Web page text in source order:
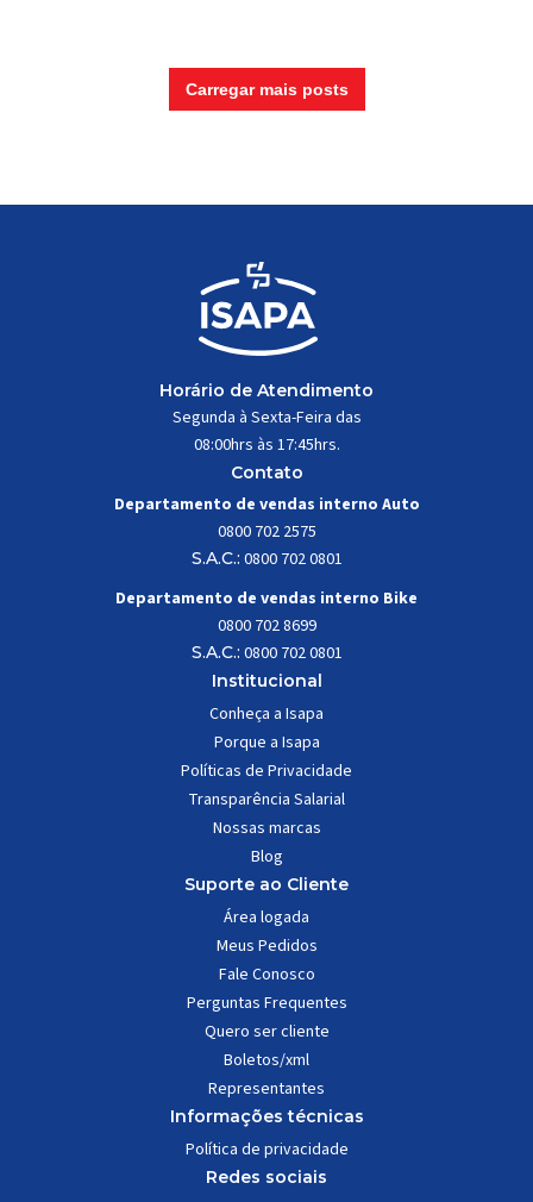
movimentos do volante,
garantindo estabilidade e
controle em diferentes
esforços mecânicos, […]
Carregar mais posts
Horário de Atendimento
Segunda à Sexta-Feira das
08:00hrs às 17:45hrs.
Contato
Departamento de vendas interno Auto
0800 702 2575
S.A.C.: 0800 702 0801
Departamento de vendas interno Bike
0800 702 8699
S.A.C.: 0800 702 0801
Institucional
Conheça a Isapa
Porque a Isapa
Políticas de Privacidade
Transparência Salarial
Nossas marcas
Blog
Suporte ao Cliente
Área logada
Meus Pedidos
Fale Conosco
Perguntas Frequentes
Quero ser cliente
Boletos/xml
Representantes
Informações técnicas
Política de privacidade
Redes sociais